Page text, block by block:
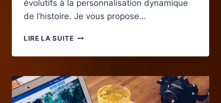
évolutifs à la personnalisation dynamique
de l’histoire. Je vous propose…
LIRE LA SUITELE
IMMERSIF
L’IA
:
CRÉATIVITÉ